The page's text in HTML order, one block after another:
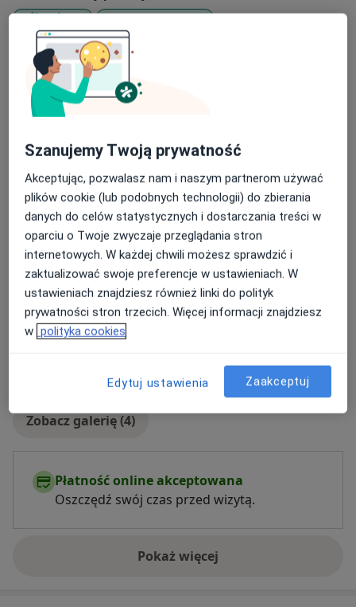
Bóle głowy
Stany pourazowe
Stany pooperacyjne
Choroby stawu skroniowo-żuchwowego
Ból twarzy
a11y_sr_more_diseases
Pacjenci których przyjmuję
Dorośli (Tylko pod niektórymi adresami)
adresami)
Rodzaje konsultacji
StacjonarneZobacz lokalizacje (2)
Zdjęcia i filmy
Zobacz galerię (4)
Płatność online akceptowana
Oszczędź swój czas przed wizytą.
Pokaż więcejo doświadczeniu
Szanujemy Twoją prywatność
Akceptując, pozwalasz nam i naszym partnerom używać
plików cookie (lub podobnych technologii) do zbierania
danych do celów statystycznych i dostarczania treści w
oparciu o Twoje zwyczaje przeglądania stron
internetowych. W każdej chwili możesz sprawdzić i
zaktualizować swoje preferencje w ustawieniach. W
ustawieniach znajdziesz również linki do polityk
prywatności stron trzecich. Więcej informacji znajdziesz
w polityka cookies
Edytuj ustawienia Zaakceptuj